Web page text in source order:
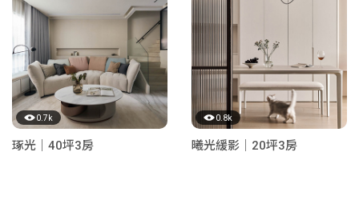
0.7k
琢光｜40坪3房
0.8k
曦光緩影｜20坪3房